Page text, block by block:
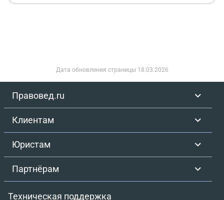
менее сушественные нарекания: неисправность
претензию на возврат некачественного
день сломался редуктор заднего привода. В
договор купли продажи на авто и заменить авто
новый замененный авто защиту картера за свой
который некачественный). 3 пунктом претензии
укзал если диллер не может удовлетворить 1 и 2
пункты претензии( замену автомобиля и
Дата обновления страницы 18.03.2026
Правовед.ru
Клиентам
Юристам
Партнёрам
Техническая поддержка